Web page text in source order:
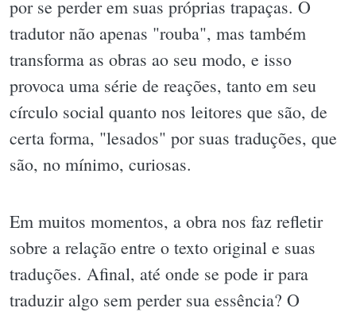
por se perder em suas próprias trapaças. O
tradutor não apenas "rouba", mas também
transforma as obras ao seu modo, e isso
provoca uma série de reações, tanto em seu
círculo social quanto nos leitores que são, de
certa forma, "lesados" por suas traduções, que
são, no mínimo, curiosas.
Em muitos momentos, a obra nos faz refletir
sobre a relação entre o texto original e suas
traduções. Afinal, até onde se pode ir para
traduzir algo sem perder sua essência? O